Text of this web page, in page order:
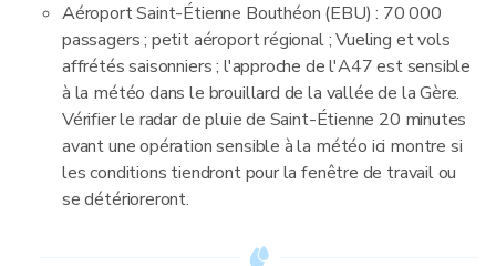
Aéroport Saint-Étienne Bouthéon (EBU) : 70 000
passagers ; petit aéroport régional ; Vueling et vols
affrétés saisonniers ; l'approche de l'A47 est sensible
à la météo dans le brouillard de la vallée de la Gère.
Vérifier le radar de pluie de Saint-Étienne 20 minutes
avant une opération sensible à la météo ici montre si
les conditions tiendront pour la fenêtre de travail ou
se détérioreront.